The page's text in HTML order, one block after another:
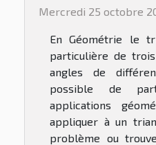
Mercredi 25 octobre
En Géométrie le
particulière de
angles de
possible de
applications
appliquer à un
problème ou